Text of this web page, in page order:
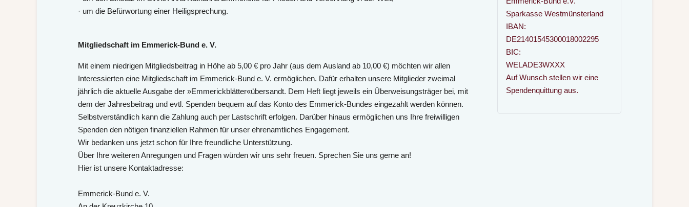
· um die Befürwortung einer Heiligsprechung.
Mitgliedschaft im Emmerick-Bund e. V.
Mit einem niedrigen Mitgliedsbeitrag in Höhe ab 5,00 € pro Jahr (aus dem Ausland ab 10,00 €) möchten wir allen
Interessierten eine Mitgliedschaft im Emmerick-Bund e. V. ermöglichen. Dafür erhalten unsere Mitglieder zweimal
jährlich die aktuelle Ausgabe der »Emmerickblätter«übersandt. Dem Heft liegt jeweils ein Überweisungsträger bei, mit
dem der Jahresbeitrag und evtl. Spenden bequem auf das Konto des Emmerick-Bundes eingezahlt werden können.
Selbstverständlich kann die Zahlung auch per Lastschrift erfolgen. Darüber hinaus ermöglichen uns Ihre freiwilligen
Spenden den nötigen finanziellen Rahmen für unser ehrenamtliches Engagement.
Wir bedanken uns jetzt schon für Ihre freundliche Unterstützung.
Über Ihre weiteren Anregungen und Fragen würden wir uns sehr freuen. Sprechen Sie uns gerne an!
Hier ist unsere Kontaktadresse:
Emmerick-Bund e. V.
Sparkasse Westmünsterland
IBAN:
DE21401545300018002295
BIC:
WELADE3WXXX
Auf Wunsch stellen wir eine
Spendenquittung aus.